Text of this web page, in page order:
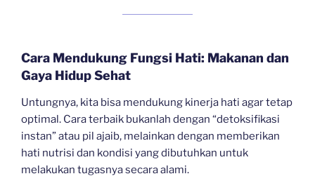
Cara Mendukung Fungsi Hati: Makanan dan
Gaya Hidup Sehat
Untungnya, kita bisa mendukung kinerja hati agar tetap
optimal. Cara terbaik bukanlah dengan “detoksifikasi
instan” atau pil ajaib, melainkan dengan memberikan
hati nutrisi dan kondisi yang dibutuhkan untuk
melakukan tugasnya secara alami.